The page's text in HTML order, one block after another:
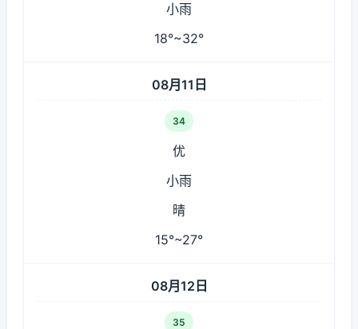
小雨
18°~32°
08月11日
34
优
小雨
晴
15°~27°
08月12日
35